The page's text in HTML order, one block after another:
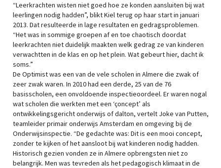
“Leerkrachten wisten niet goed hoe ze konden aansluiten bij wat
leerlingen nodig hadden”, blikt Kiel terug op haar start in januari
2013. Dat resulteerde in lage resultaten en gedragsproblemen.
“Het was in sommige groepen af en toe chaotisch doordat
leerkrachten niet duidelijk maakten welk gedrag ze van kinderen
verwachtten in de klas en op het plein. Wat gebeurt hier, dacht ik
soms.”
De Optimist was een van de vele scholen in Almere die zwak of
zeer zwak waren. In 2010 had een derde, 25 van de 76
basisscholen, een onvoldoende inspectieoordeel. Er waren nogal
wat scholen die werkten met een ‘çoncept’ als
ontwikkelingsgericht onderwijs of dalton, vertelt Joke van Putten,
teamleider primair onderwijs Amsterdam en omgeving bij de
Onderwijsinspectie. “De gedachte was: Dit is een mooi concept,
zonder te kijken of het aansloot bij wat kinderen nodig hadden.
Historisch gezien vonden ze in Almere opbrengsten niet zo
belangrijk. Men was tevreden als het pedagogisch klimaat in de